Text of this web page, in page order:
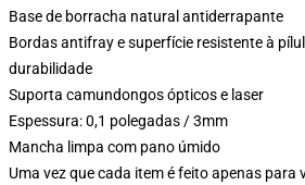
Base de borracha natural antiderrapante
Bordas antifray e superfície resistente à
durabilidade
Suporta camundongos ópticos e laser
Espessura: 0,1 polegadas / 3mm
Mancha limpa com pano úmido
Uma vez que cada item é feito apenas para